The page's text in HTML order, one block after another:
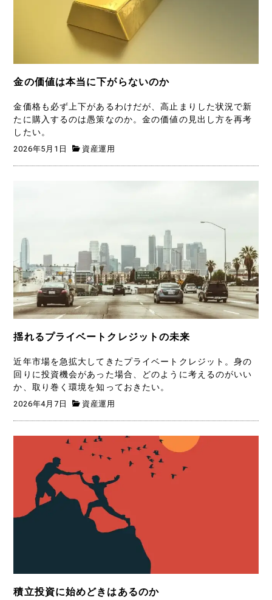
金の価値は本当に下がらないのか
金価格も必ず上下があるわけだが、高止まりした状況で新
たに購入するのは愚策なのか。金の価値の見出し方を再考
したい。
2026年5月1日 資産運用
揺れるプライベートクレジットの未来
近年市場を急拡大してきたプライベートクレジット。身の
回りに投資機会があった場合、どのように考えるのがいい
か、取り巻く環境を知っておきたい。
2026年4月7日 資産運用
積立投資に始めどきはあるのか